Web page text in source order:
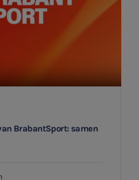
BrabantSport: samen